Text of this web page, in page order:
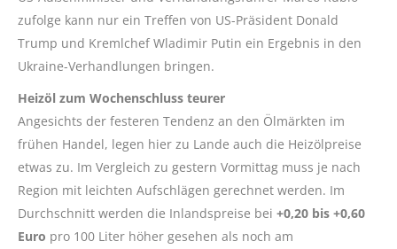
zufolge kann nur ein Treffen von US-Präsident Donald
Trump und Kremlchef Wladimir Putin ein Ergebnis in den
Ukraine-Verhandlungen bringen.
Heizöl zum Wochenschluss teurer
Angesichts der festeren Tendenz an den Ölmärkten im
frühen Handel, legen hier zu Lande auch die Heizölpreise
etwas zu. Im Vergleich zu gestern Vormittag muss je nach
Region mit leichten Aufschlägen gerechnet werden. Im
Durchschnitt werden die Inlandspreise bei +0,20 bis +0,60
Euro pro 100 Liter höher gesehen als noch am